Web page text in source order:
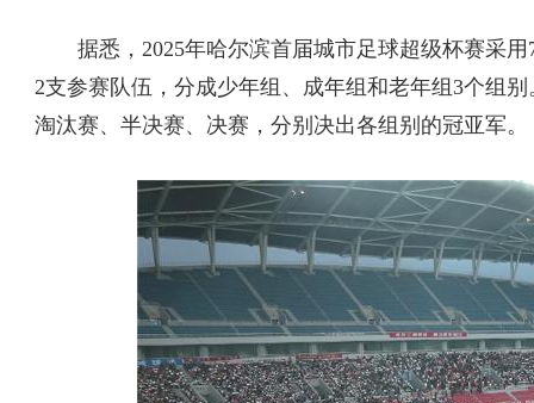
据悉，2025年哈尔滨首届城市足球超级杯赛采用
2支参赛队伍，分成少年组、成年组和老年组3个组
淘汰赛、半决赛、决赛，分别决出各组别的冠亚军。